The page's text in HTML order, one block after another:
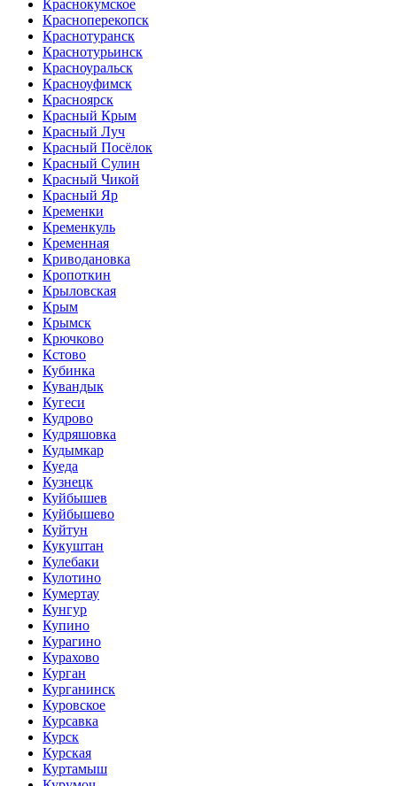
Краснокумское
Красноперекопск
Краснотуранск
Краснотурьинск
Красноуральск
Красноуфимск
Красноярск
Красный Крым
Красный Луч
Красный Посёлок
Красный Сулин
Красный Чикой
Красный Яр
Кременки
Кременкуль
Кременная
Криводановка
Кропоткин
Крыловская
Крым
Крымск
Крючково
Кстово
Кубинка
Кувандык
Кугеси
Кудрово
Кудряшовка
Кудымкар
Куеда
Кузнецк
Куйбышев
Куйбышево
Куйтун
Кукуштан
Кулебаки
Кулотино
Кумертау
Кунгур
Купино
Курагино
Курахово
Курган
Курганинск
Куровское
Курсавка
Курск
Курская
Куртамыш